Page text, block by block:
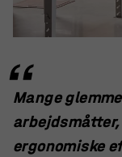
Mange
ergonomiske